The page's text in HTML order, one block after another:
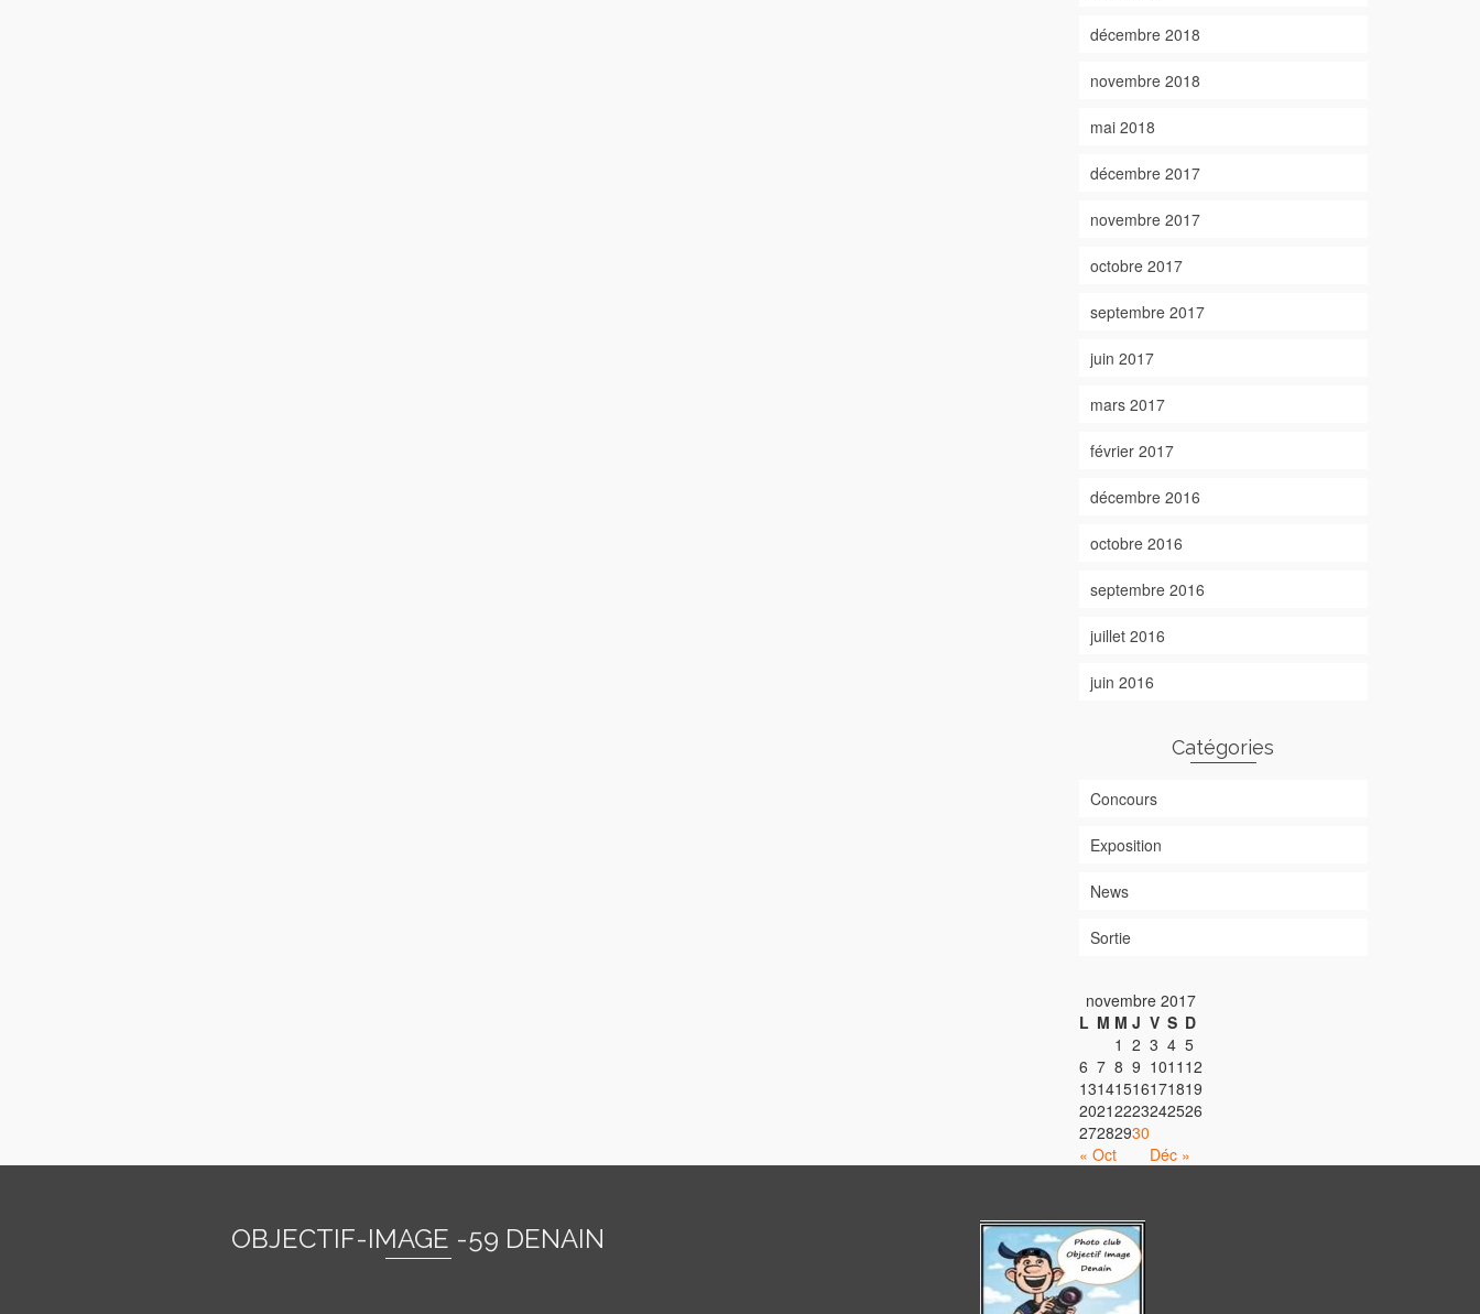
décembre 2018
novembre 2018
mai 2018
décembre 2017
novembre 2017
octobre 2017
septembre 2017
juin 2017
mars 2017
février 2017
décembre 2016
octobre 2016
septembre 2016
juillet 2016
juin 2016
Catégories
Concours
Exposition
News
Sortie
novembre 2017
L M M J V S D
« Oct Déc »
1 2 3 4 5
6 7 8 9 1011 12
13141516171819
20212223242526
27282930
OBJECTIF-IMAGE -59 DENAIN